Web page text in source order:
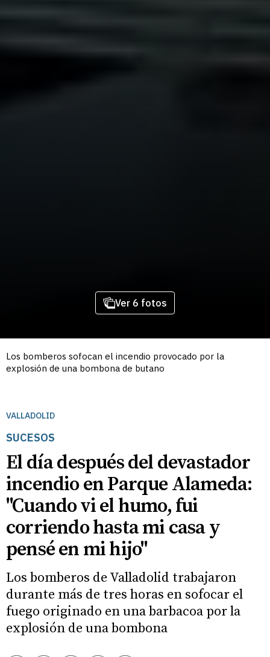
Ver 6 fotos
Los bomberos sofocan el incendio provocado por la
explosión de una bombona de butano
VALLADOLID
SUCESOS
El día después del devastador
incendio en Parque Alameda:
"Cuando vi el humo, fui
corriendo hasta mi casa y
pensé en mi hijo"
Los bomberos de Valladolid trabajaron
durante más de tres horas en sofocar el
fuego originado en una barbacoa por la
explosión de una bombona